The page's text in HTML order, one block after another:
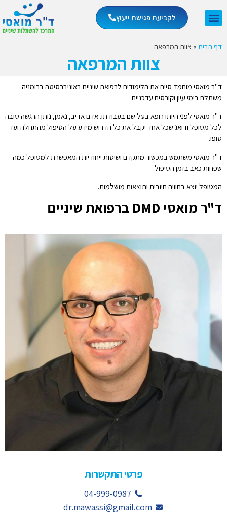
לקביעת פגישת ייעוץ
דף הבית » צוות המרפאה
צוות המרפאה
ד"ר מואסי מוחמד סיים את הלימודים לרפואת שיניים באוניברסיטה ברומניה.
משתלם בימי עיון וקורסים עדכניים.
ד"ר מואסי לפני היותו רופא בעל שם בעבודתו. אדם אדיב, נאמן, נותן הרגשה טובה
לכל מטופל ודואג שכל אחד יקבל את כל הדרוש מידע על הטיפול מהתחלה ועד
סופו.
ד"ר מואסי משתמש במכשור מתקדם ושיטות ייחודיות המאפשרת למטופל כמה
שפחות כאב בזמן הטיפול.
המטופל יוצא בחוויה חיובית ותוצאות מושלמות.
ד"ר מואסי DMD ברפואת שיניים
פרטי התקשרות
04-999-0987
dr.mawassi@gmail.com